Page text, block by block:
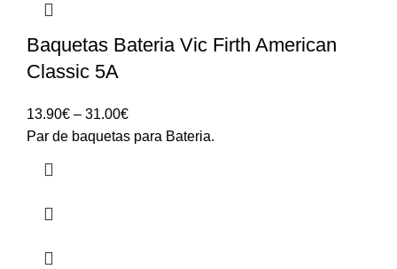
Baquetas Bateria Vic Firth American
Classic 5A
13.90€ – 31.00€Price
range:
Par de baquetas para Bateria.